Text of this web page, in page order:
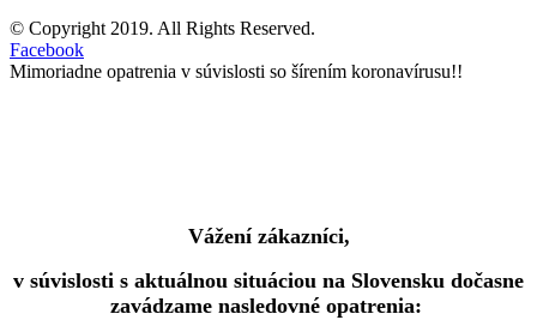
© Copyright 2019. All Rights Reserved.
Facebook
Mimoriadne opatrenia v súvislosti so šírením koronavírusu!!
Vážení zákazníci,
v súvislosti s aktuálnou situáciou na Slovensku dočasne
zavádzame nasledovné opatrenia: